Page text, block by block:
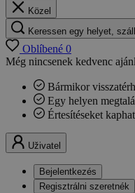
Közel
Keressen egy helyet,
Oblíbené 0
Még nincsenek kedvenc
Bármikor
Egy helyen
Értesítéseket
Uživatel
Bejelentkezés
Regisztrálni szeretnék